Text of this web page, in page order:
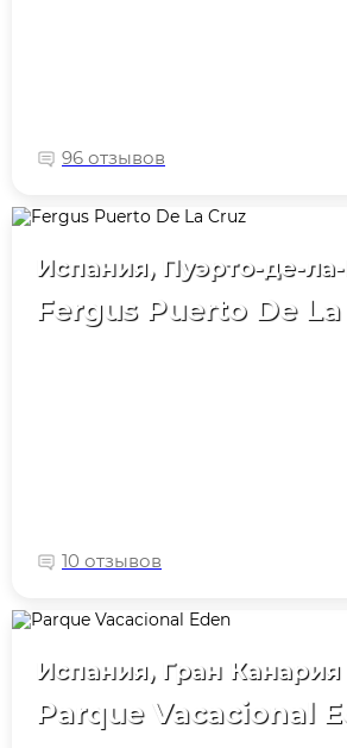
96 отзывов
Испания, Пуэрто-де-
Fergus Puerto De
10 отзывов
Испания, Гран Канария
Parque Vacacional